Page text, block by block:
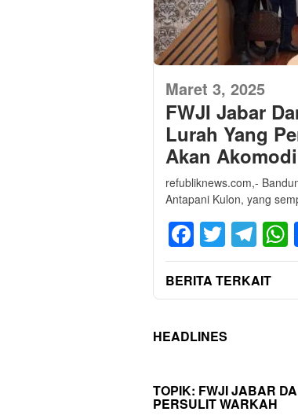
Maret 3, 2025
FWJI Jabar
Lurah Yang
Akan
refubliknews.com,-
Antapani Kulon, yang
Twitter
BERITA TERKAIT
HEADLINES
TOPIK: FWJI JABAR
PERSULIT WARKAH